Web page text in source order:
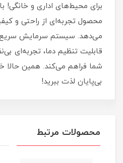
برای محیط‌های اداری و خانگی!
محصول تجربه‌ای از راحتی و
می‌دهد. سیستم سرمایش
قابلیت تنظیم دما، تجربه‌ای
شما فراهم می‌کند. همین حالا
بی‌پایان لذت ببرید!
محصولات مرتبط